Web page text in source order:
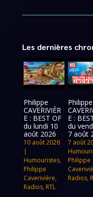
Les dernières
Philippe
CAVERIVIÈR
E : BEST OF
du lundi 10
août 2026
10 août 2026
|
Humouristes,
Philippe
Caverivière,
Radios, RTL
Philippe
E :
du
7 août
7 août
Philippe
Radios,